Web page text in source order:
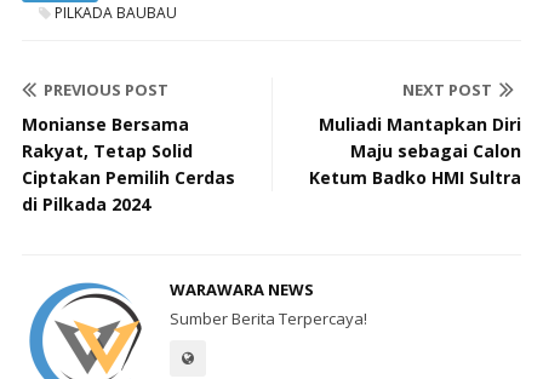
PILKADA BAUBAU
PREVIOUS POST
Monianse Bersama
Rakyat, Tetap Solid
Ciptakan Pemilih Cerdas
di Pilkada 2024
NEXT POST
Muliadi Mantapkan Diri
Maju sebagai Calon
Ketum Badko HMI Sultra
WARAWARA NEWS
Sumber Berita Terpercaya!